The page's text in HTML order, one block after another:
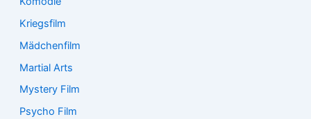
Kriegsfilm
Mädchenfilm
Martial Arts
Mystery Film
Psycho Film